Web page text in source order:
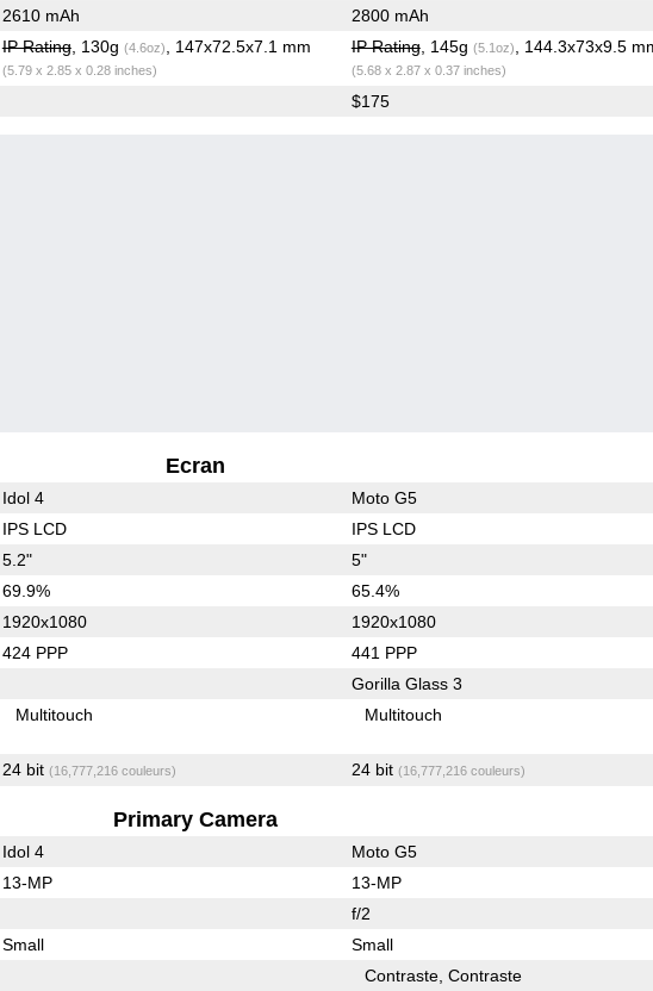
2610 mAh 2800 mAh
IP Rating, 130g (4.6oz) , 147x72.5x7.1 mm
(5.79 x 2.85 x 0.28 inches)
IP Rating, 145g (5.1oz) , 144.3x73x9.5
(5.68 x 2.87 x 0.37 inches)
$175
Ecran
Idol 4 Moto G5
IPS LCD IPS LCD
5.2" 5"
69.9% 65.4%
1920x1080 1920x1080
424 PPP 441 PPP
Gorilla Glass 3
Multitouch Multitouch
24 bit (16,777,216 couleurs) 24 bit (16,777,216 couleurs)
Primary Camera
Idol 4 Moto G5
13-MP 13-MP
f/2
Small Small
Contraste Contraste